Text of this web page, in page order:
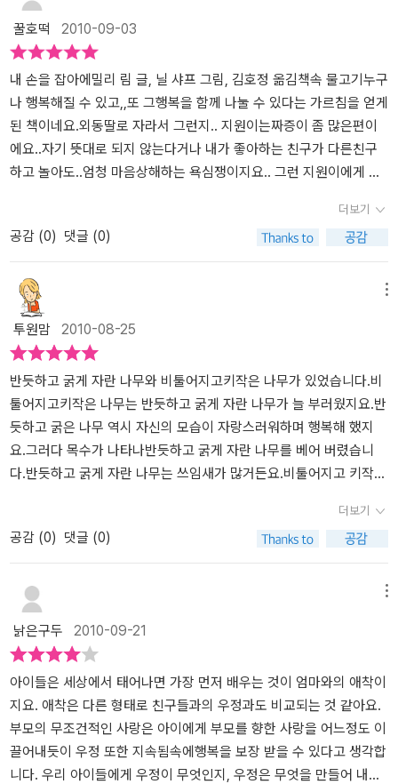
으로 들어와요..그 모습을 보는 못난이 곰은 그 소년의 모습을 자세히
보려고 하다가 그만 바닥에 쿵~떨어지고 말죠~ 상점주인은 소년에게
못난이 곰을 선물해줘요~못난이 곰과 소년은 정말 즐겁게 살게 되었
어요..외로웠던 못난이는 이제 행복해 진것이죠~반면 왕자곰은 소녀
의 집에서 처음에는 재미나게 지냈지만..곧 찬밥 신세가 되고 말아요..
그러고는 강아지의 장난감이 되어 버렸지요~그러던 어느날 못난이
곰과 왕자곰이 만나게 되었어요..못난이 곰은 순간 많은 생각을 하게
되요.. 왕자곰을 데려오면..소년이 자기를 등한시 하지 않을까.. 하지
밀어요~ ' 내 손을 잡아~ '두 곰과 소년은 사이좋게 행복하게 살았다
네요..ㅎㅎ얘는 화난 곰이야?울 꼬맹이 못난이 곰을 보고 처음 한말이
화난 곰이냐네요..ㅎㅎ눈도 짝짝이에 입도 없으니 그리 보였나 봅니
다..하지만 글을 찬찬히 읽어 주었더니 이해 하더라구요..자기는 토끼
인형이랑 꼭끌어 안고 잔다며 웃네요..ㅎㅎ행복할 때는 모르지만.. 외
로울 때 알게 되는것..내 주위의 소중한 사람들 이랍니다..내가 외로울
때 도움을 받았던 것처럼.. 다른 사람이 외로울때 내가 도움을 줄 수있
어야 하는것을 배울 수 있는 책이었어요..친구에게 다정히 손 내미는
울 꼬맹이가 되었음 좋겠어요~^^
꿀호떡 2010-09-03
내 손을 잡아에밀리 림 글, 닐 샤프 그림, 김호정 옮김책속 물고기누구
나 행복해질 수 있고,,또 그행복을 함께 나눌 수 있다는 가르침을 얻게
된 책이네요.외동딸로 자라서 그런지.. 지원이는짜증이 좀 많은편이
에요..자기 뜻대로 되지 않는다거나 내가 좋아하는 친구가 다른친구
하고 놀아도..엄청 마음상해하는 욕심쟁이지요.. 그런 지원이에게 자
진열되어 있는 볼품없는 못난이 곰과 근사한 왕자곰..여기저기 실밥
도 뜯어지고,,눈도 짝짝이인데다가 입도 없어서 누구도 눈길조차 주
지 않는 못난이 곰과는 달리흠잡을 데 없이 완벽하고 금빛왕관도 쓴
멋지고 잘생긴 왕자 곰..크리스마스 이브에 꼬마 여자아이의 손에 이
끌려 궁전처럼 크고 으리으리한 집으로 가게 된 왕자곰..돈은 없지만..
장난감이 갖고 싶었던 남자아이의 품에 안겨 그의 집으로 가게 된 못
난이 곰진정한 행복을 찾아 떠나는 두곰의 운명~과연 어떻게 될까
요?소년의 엄마는 못난이 곰의 입도 바느질 해주고..말끔하게 고쳐주
었네요..멋진 기사가 된 못난이 곰과 남자아이는 함께 즐거운 시간을
보내지요.왕자곰은 몇일간의 사랑을 받지만..그후 여자아이의 관심밖
으로 벗어나고.새로온 그집 강아지의 껌신세가 되네요..우리 아이들
도 그럴꺼에요..지원이도 물건을 살때는 엄마를 엄청 졸라서 이뿌고
잘 모르더라구요..정말 자신에게 꼭 필요한 물건인가 생각해보고 구
입을 해야.. 후회도 없고..아낌없이 사랑해줄 수 있다는 것도 알게 되
었지요..시간이 흘러 또 다시 크리스마스가 되고..장난감가게앞에서
두 곰인형은 다시 만나게 되네요..서로의 운명이 완전히 뒤바뀐체로
말이지요..못난이 곰은 많은 사랑을 받아 더없이 행복했고..왕자곰은
많은 시련을 겪어 헤지고..볼품없이 변해있었죠..왕자곰은 못난이 곰
에게 부탁합니다..'제발,날 너희집으로 데려가 줘..이 끔찍한 괴물에게
서 벗어나고 싶어.'순간못난이 곰은 망설이고 고민하지요..자신이 가
진 사랑과 행복을 뺏기는 것은 아닐까 하고 말이지요..사람이 살면서
내것을 희생하면서 누군가에게 사랑을 베풀기가 쉽지 않아..저도 이
런 선택의 기로에 놓였였던 적이 참 많은데요..우리의 못난이곰은 용
기와 사랑과 여유로움으로..왕자곰에게 손을 내미네요.사랑과 행복을
더보기
공감 (0) 댓글 (0)
투원맘 2010-08-25
반듯하고 굵게 자란 나무와 비툴어지고키작은 나무가 있었습니다.비
툴어지고키작은 나무는 반듯하고 굵게 자란 나무가 늘 부러웠지요.반
듯하고 굵은 나무 역시 자신의 모습이 자랑스러워하며 행복해 했지
요.그러다 목수가 나타나반듯하고 굵게 자란 나무를 베어 버렸습니
다.반듯하고 굵게 자란 나무는 쓰임새가 많거든요.비툴어지고 키작은
니다.비툴어지고 키작은 나무도 자랄 수 있었습니다.행복,불행은 어
떻게 바뀔지 모르는 것입니다.행복할때 주위도 둘러볼 수 있는 여유
가 있어야겠지요.얼마 전 아이들과 함께 토이 스토리라는 영화를 보
았답니다.앤디는 장난감을 가지고 하루 종일 신나는 상상의 세계에서
삽니다.앤디의 사랑을 받는 장난감들은 행복해 하지요.앤디가 커서
이제 대학생이 되었습니다.어릴 때 가지고 놀던 장난감을 어떻게 해
야하나 고민에 따지게 됩니다.추억이 있는 장난감들을 버릴 수는 없
고그렇다고 학교 기숙사에 가져갈 수도 없으니까요.이런 상황을 알게
된 장난감들은 걱정입니다.이제부터 자기들의 신세가 어떻게 될 지
모르니까요.다락방으로 가던지기부되던지그것도 아님 버려지게 되니
까요..영화를 보고 나서 제가 그랬어요.'너흰 보는 장난감 마다 사달라
고 졸라서 장난감이 너무 많아졌어.너희가 열심히 놀아주고 사랑해주
더보기
공감 (0) 댓글 (0)
낡은구두 2010-09-21
아이들은 세상에서 태어나면 가장 먼저 배우는 것이 엄마와의 애착이
지요. 애착은 다른 형태로 친구들과의 우정과도 비교되는 것 같아요.
부모의 무조건적인 사랑은 아이에게 부모를 향한 사랑을 어느정도 이
끌어내듯이 우정 또한 지속됨속에행복을 보장 받을 수 있다고 생각합
니다. 우리 아이들에게 우정이 무엇인지, 우정은 무엇을 만들어 내는